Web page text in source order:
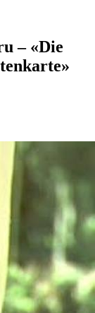
– «Die